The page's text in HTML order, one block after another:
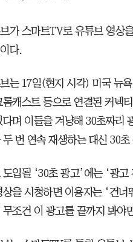
가 스마트TV로 유튜브 영상
다.
는 17일(현지 시각) 미국 뉴
롬캐스트 등으로 연결된 커넥
다며 이들을 겨냥해 30초짜리
두 번 연속 재생하는 대신 30
도입될 ‘30초 광고’에는 ‘광
상을 시청하면 이용자는 ‘건
무조건 이 광고를 끝까지 봐야